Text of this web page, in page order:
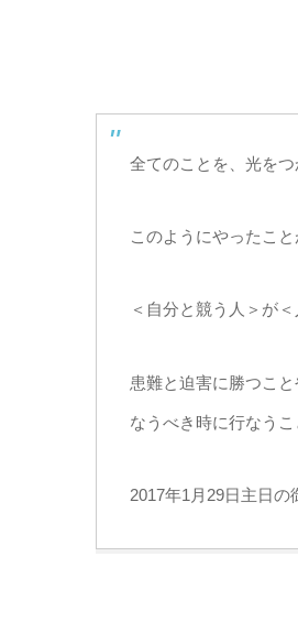
全てのことを、光をつ
このようにやったこ
＜自分と競う人＞が
患難と迫害に勝つこ
なうべき時に行なう
2017年1月29日主日